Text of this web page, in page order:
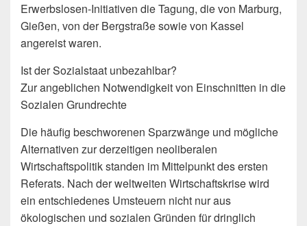
Erwerbslosen-Initiativen die Tagung, die von Marburg,
Gießen, von der Bergstraße sowie von Kassel
angereist waren.
Ist der Sozialstaat unbezahlbar?
Zur angeblichen Notwendigkeit von Einschnitten in die
Sozialen Grundrechte
Die häufig beschworenen Sparzwänge und mögliche
Alternativen zur derzeitigen neoliberalen
Wirtschaftspolitik standen im Mittelpunkt des ersten
Referats. Nach der weltweiten Wirtschaftskrise wird
ein entschiedenes Umsteuern nicht nur aus
ökologischen und sozialen Gründen für dringlich